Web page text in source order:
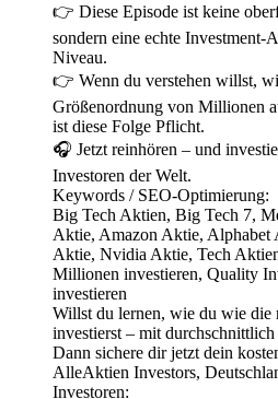
👉 Diese Episode ist keine
sondern eine echte Investment-
Niveau.
👉 Wenn du verstehen willst,
Größenordnung von Millionen
ist diese Folge Pflicht.
🎧 Jetzt reinhören – und
Investoren der Welt.
Keywords / SEO-Optimierung:
Big Tech Aktien, Big Tech 7,
Aktie, Amazon Aktie, Alphabet
Aktie, Nvidia Aktie, Tech
Millionen investieren, Quality
investieren
Willst du lernen, wie du wie die
investierst – mit
Dann sichere dir jetzt dein
AlleAktien Investors,
Investoren: